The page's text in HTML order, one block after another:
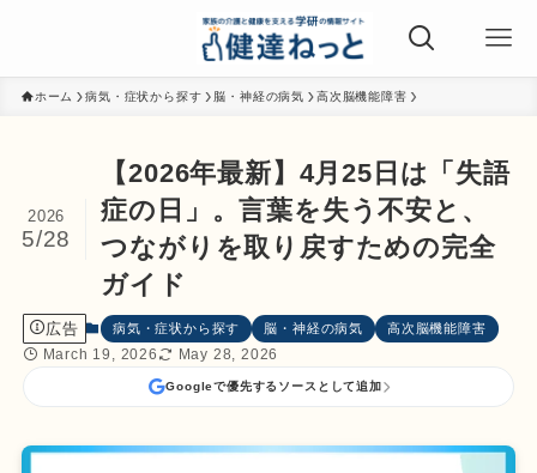
ホーム 病気・症状から探す 脳・神経の病気 高次脳機能障害
【2026年最新】4月25日は「失語
症の日」。言葉を失う不安と、
つながりを取り戻すための完全
ガイド
2026
5/28
広告 病気・症状から探す 脳・神経の病気 高次脳機能障害
March 19, 2026 May 28, 2026
Googleで優先するソースとして追加